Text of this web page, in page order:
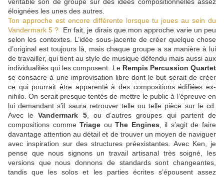
éloignées les unes des autres.
Ton approche est encore différente lorsque tu joues au sein du
Vandermark 5 ? En fait, je dirais que mon approche varie un peu
selon les contextes. L’idée sous-jacente de créer quelque chose
d’original est toujours là, mais chaque groupe a sa manière à lui
de travailler, qui tient au style de musique défendu mais aussi aux
individualités qui les composent. Le Rempis Percussion Quartet
se consacre à une improvisation libre dont le but serait de créer
ce qui pourrait être apparenté à des compositions édifiées ex-
nihilo. On serait presque tentés de mettre le public à l’épreuve en
lui demandant s’il saura retrouver telle ou telle pièce sur le cd.
Avec leVandermark 5, ou d’autres groupes qui partent de
compositions commeTriage ouThe Engines , il s’agit de faire
davantage attention au détail et de trouver un moyen de naviguer
avec inspiration sur des structures préexistantes. Avec Ken, je
pense que nous signons un travail artisanal très soigné, les
versions que nous donnons de standards sont changeantes,
tandis que les solos et les parties écrites s’épousent assez